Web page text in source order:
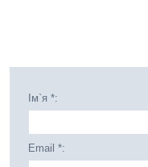
Ім`я *:
Email *: